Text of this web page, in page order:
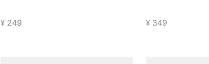
¥ 249
¥ 349